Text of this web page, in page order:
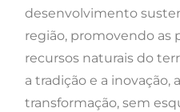
desenvolvimento
região, promovendo as
recursos naturais do
a tradição e a inovação,
transformação, sem